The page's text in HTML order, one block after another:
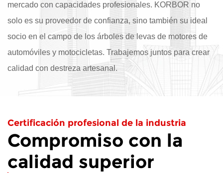
mercado con capacidades profesionales. KORBOR no
solo es su proveedor de confianza, sino también su ideal
socio en el campo de los árboles de levas de motores de
automóviles y motocicletas. Trabajemos juntos para crear
calidad con destreza artesanal.
Certificación profesional de la industria
Compromiso con la
calidad superior